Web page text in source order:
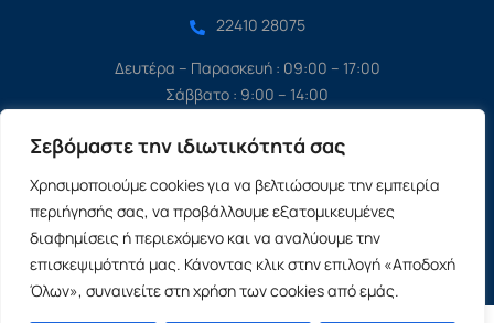
Σεβόμαστε την ιδιωτικότητά σας
Χρησιμοποιούμε cookies για να βελτιώσουμε την εμπειρία
περιήγησής σας, να προβάλλουμε εξατομικευμένες
διαφημίσεις ή περιεχόμενο και να αναλύουμε την
επισκεψιμότητά μας. Κάνοντας κλικ στην επιλογή «Αποδοχή
Όλων», συναινείτε στη χρήση των cookies από εμάς.
22410 28075
Δευτέρα – Παρασκευή : 09:00 – 17:00
Σάββατο : 9:00 – 14:00
© 2024-2026 copyexperts.gr All rights reserved.